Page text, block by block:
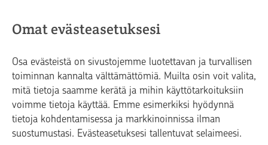
Omat evästeasetuksesi
Osa evästeistä on sivustojemme luotettavan ja turvallisen
toiminnan kannalta välttämättömiä. Muilta osin voit valita,
mitä tietoja saamme kerätä ja mihin käyttötarkoituksiin
voimme tietoja käyttää. Emme esimerkiksi hyödynnä
tietoja kohdentamisessa ja markkinoinnissa ilman
suostumustasi. Evästeasetuksesi tallentuvat selaimeesi.